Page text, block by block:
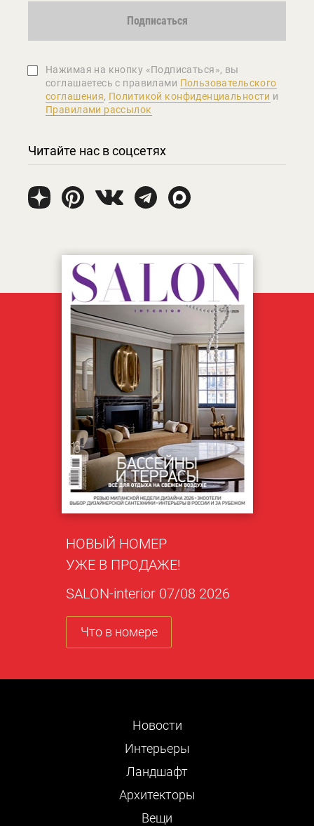
Подписаться
Нажимая на кнопку «Подписаться», вы
соглашаетеcь с правилами Пользовательского
соглашения, Политикой конфиденциальности и
Правилами рассылок
Читайте нас в соцсетях
НОВЫЙ НОМЕР
УЖЕ В ПРОДАЖЕ!
SALON-interior 07/08 2026
Что в номере
Новости
Интерьеры
Ландшафт
Архитекторы
Вещи